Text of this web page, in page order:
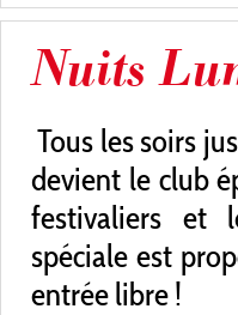
Nuits
Tous les soirs
devient le club
festivaliers et
spéciale est
entrée libre !